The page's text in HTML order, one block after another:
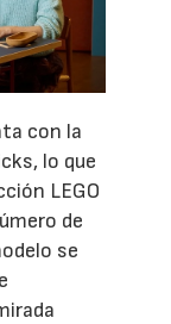
con la
lo que
LEGO
de
se